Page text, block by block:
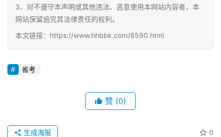
3、对不遵守本声明或其他违法、恶意使用本网站内容者，本
网站保留追究其法律责任的权利。
本文链接：https://www.hhbbk.com/6590.html
省考
赞 (0)
0
生成海报